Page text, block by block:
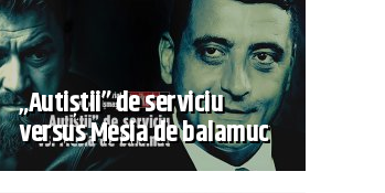
„Autiștii” de serviciu
versus Mesia de balamuc